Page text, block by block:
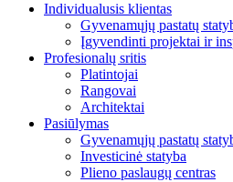
Individualusis klientas
Gyvenamųjų pastatų
Įgyvendinti projektai ir
Profesionalų sritis
Platintojai
Rangovai
Architektai
Pasiūlymas
Gyvenamųjų pastatų
Investicinė statyba
Plieno paslaugų centras